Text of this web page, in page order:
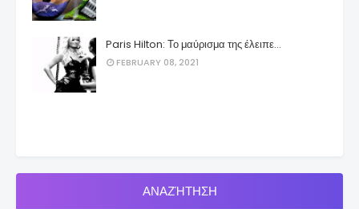
Paris Hilton: Το μαύρισμα της έλειπε…
FEBRUARY 08, 2021
ΑΝΑΖΉΤΗΣΗ